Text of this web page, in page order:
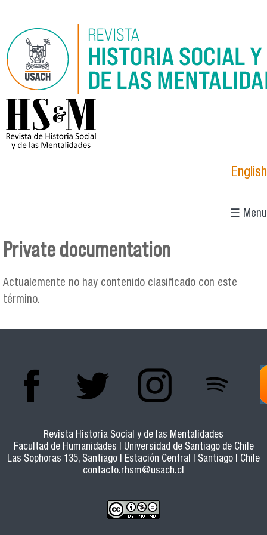
logo_hsm_2021.png
English
☰ Menu
Private documentation
Actualemente no hay contenido clasificado con este
término.
Revista Historia Social y de las Mentalidades
Facultad de Humanidades | Universidad de Santiago de Chile
Las Sophoras 135, Santiago | Estación Central | Santiago | Chile
contacto.rhsm@usach.cl